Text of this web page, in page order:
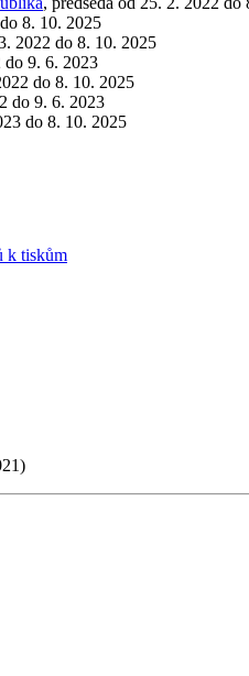
8. 10. 2025
2022 do 8. 10. 2025
do 9. 6. 2023
do 8. 10. 2025
do 9. 6. 2023
do 8. 10. 2025
k tiskům